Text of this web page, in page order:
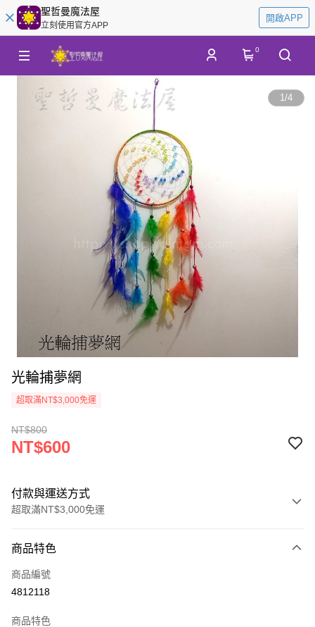
聖哲曼魔法屋
立刻使用官方APP
開啟APP
0
1/4
光輪捕夢網
超取滿NT$3,000免運
NT$800
NT$600
付款與運送方式
超取滿NT$3,000免運
信用卡一次付款
超商取貨付款
商品特色
商品編號
4812118
商品特色